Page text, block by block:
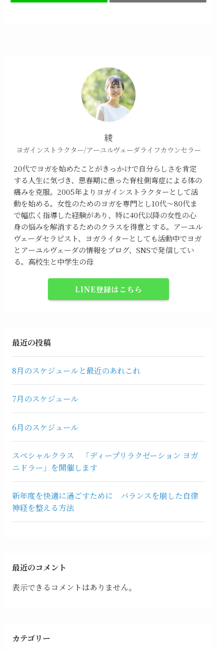
綾
ヨガインストラクター/アーユルヴェーダライフカウンセラー
20代でヨガを始めたことがきっかけで自分らしさを肯定
する人生に気づき、思春期に患った脊柱側弯症による体の
痛みを克服。2005年よりヨガインストラクターとして活
動を始める。女性のためのヨガを専門とし10代～80代ま
で幅広く指導した経験があり、特に40代以降の女性の心
身の悩みを解消するためのクラスを得意とする。アーユル
ヴェーダセラピスト、ヨガライターとしても活動中でヨガ
とアーユルヴェーダの情報をブログ、SNSで発信してい
る。高校生と中学生の母
LINE登録はこちら
最近の投稿
8月のスケジュールと最近のあれこれ
7月のスケジュール
6月のスケジュール
スペシャルクラス 「ディープリラクゼーション ヨガ
ニドラー」を開催します
新年度を快適に過ごすために バランスを崩した自律
神経を整える方法
最近のコメント
表示できるコメントはありません。
カテゴリー